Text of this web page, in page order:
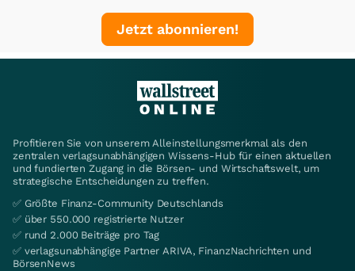
Jetzt abonnieren!
Profitieren Sie von unserem Alleinstellungsmerkmal als den
zentralen verlagsunabhängigen Wissens-Hub für einen aktuellen
und fundierten Zugang in die Börsen- und Wirtschaftswelt, um
strategische Entscheidungen zu treffen.
✅ Größte Finanz-Community Deutschlands
✅ über 550.000 registrierte Nutzer
✅ rund 2.000 Beiträge pro Tag
✅ verlagsunabhängige Partner ARIVA, FinanzNachrichten und
BörsenNews